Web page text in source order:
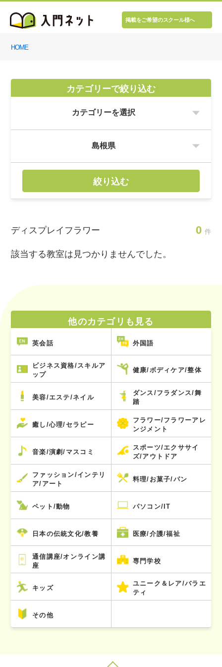
掲載をご希望のスクール様へ
HOME
カテゴリーで絞り込む
絞り込む
ディスプレイフラワー 0 件
該当する教室は見つかりませんでした。
他のカテゴリも見る
英会話 外国語
ビジネス資格/スキルア
ップ
健康/ボディケア/整体
美容/エステ/ネイル
ダンス/フラダンス/舞
踏
癒し/心理/セラピー
フラワー/フラワーアレ
ンジメント
音楽/演劇/マスコミ
スポーツ/エクササイ
ズ/アウトドア
ファッション/インテリ
ア/アート
料理/お菓子/パン
ペット/動物 パソコン/IT
日本の伝統文化/教養 医療/介護/福祉
通信講座/オンライン講
座
専門学校
キッズ
ユニーク＆レア/バラエ
ティ
その他